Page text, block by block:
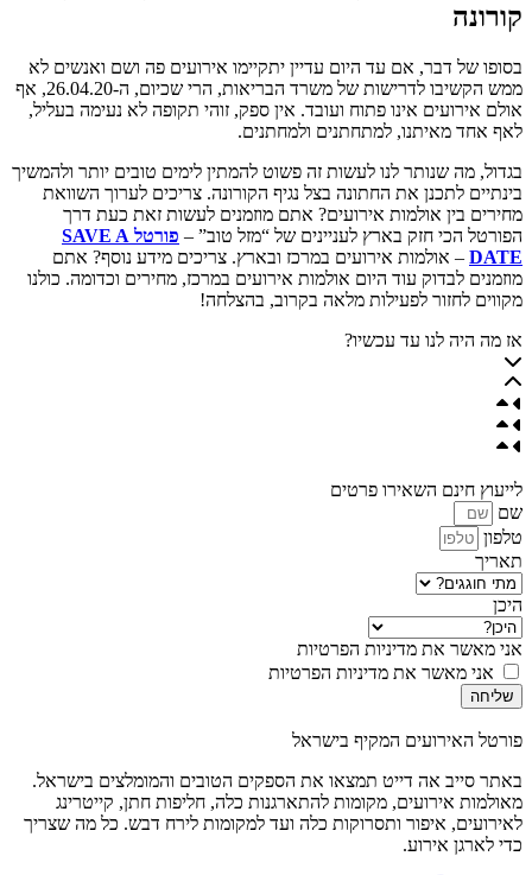
קורונה
בסופו של דבר, אם עד היום עדיין יתקיימו אירועים פה ושם ואנשים לא
ממש הקשיבו לדרישות של משרד הבריאות, הרי שכיום, ה-26.04.20, אף
אולם אירועים אינו פתוח ועובד. אין ספק, זוהי תקופה לא נעימה בעליל,
לאף אחד מאיתנו, למתחתנים ולמחתנים.
בגדול, מה שנותר לנו לעשות זה פשוט להמתין לימים טובים יותר ולהמשיך
בינתיים לתכנן את החתונה בצל נגיף הקורונה. צריכים לערוך השוואת
מחירים בין אולמות אירועים? אתם מוזמנים לעשות זאת כעת דרך
הפורטל הכי חזק בארץ לעניינים של “מזל טוב” –
פורטל SAVE A
DATE – אולמות אירועים במרכז ובארץ. צריכים מידע נוסף? אתם
מוזמנים לבדוק עוד היום אולמות אירועים במרכז, מחירים וכדומה. כולנו
מקווים לחזור לפעילות מלאה בקרוב, בהצלחה!
אז מה היה לנו עד עכשיו?
לייעוץ חינם השאירו פרטים
שם
טלפון
תאריך
היכן
אני מאשר את מדיניות הפרטיות
אני מאשר את מדיניות הפרטיות
שליחה
פורטל האירועים המקיף בישראל
באתר סייב אה דייט תמצאו את הספקים הטובים והמומלצים בישראל.
מאולמות אירועים, מקומות להתארגנות כלה, חליפות חתן, קייטרינג
לאירועים, איפור ותסרוקות כלה ועד למקומות לירח דבש. כל מה שצריך
כדי לארגן אירוע.